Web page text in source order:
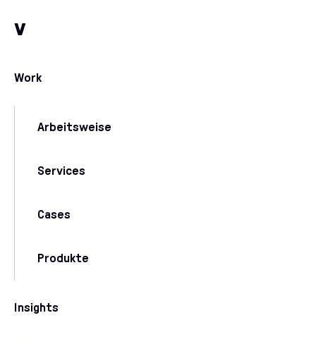
v
Work
Arbeitsweise
Services
Cases
Produkte
Insights